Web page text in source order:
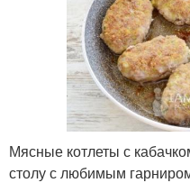
Мясные котлеты с
столу с любимым